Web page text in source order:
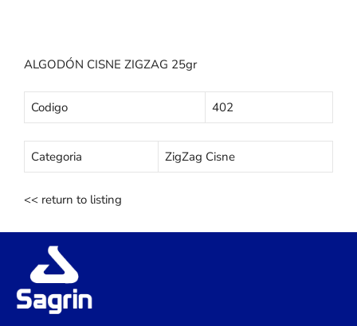
ALGODÓN CISNE ZIGZAG 25gr
Codigo 402
Categoria ZigZag Cisne
<< return to listing